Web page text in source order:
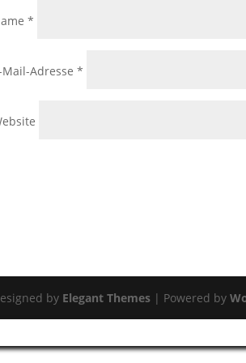
*
Mail-Adresse*
by Elegant Themes | Powered by